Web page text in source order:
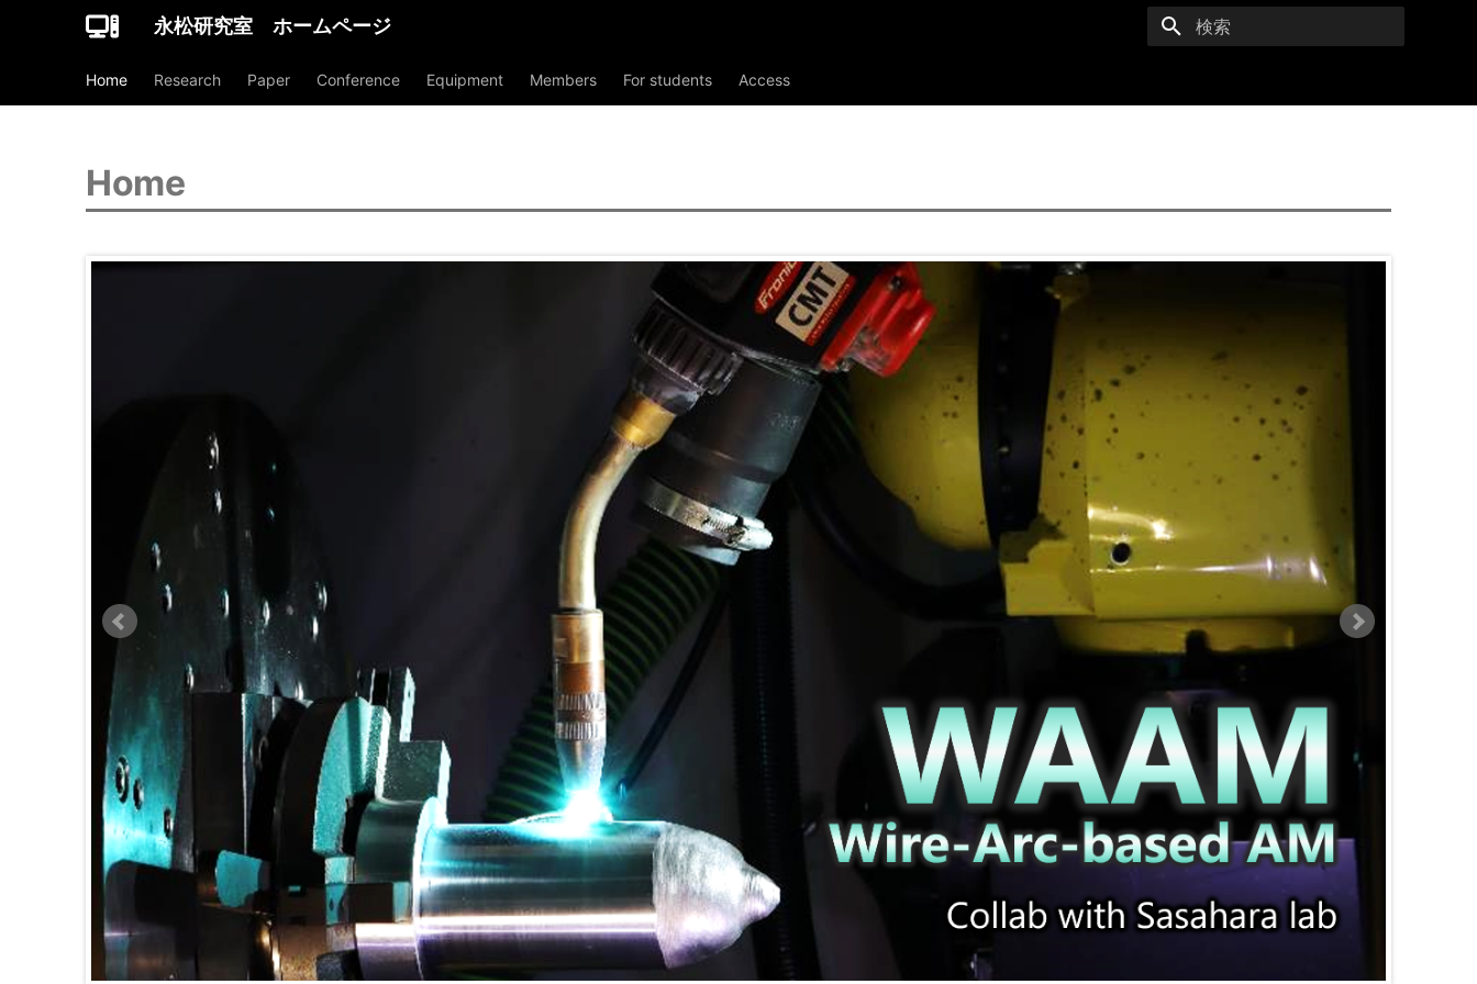
永松研究室 ホームページ
Home Research Paper Conference Equipment Members For students Access
Home